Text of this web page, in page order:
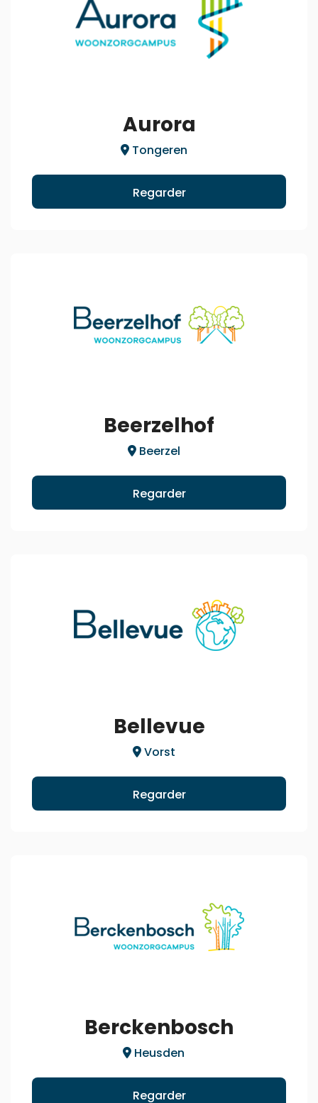
Aurora
Tongeren
Regarder
Beerzelhof
Beerzel
Regarder
Bellevue
Vorst
Regarder
Berckenbosch
Heusden
Regarder